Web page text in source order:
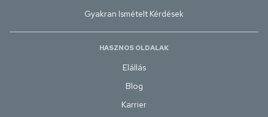
Gyakran Ismételt Kérdések
HASZNOS OLDALAK
Elállás
Blog
Karrier